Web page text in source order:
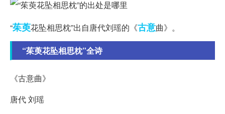
“茱萸花坠相思枕”出自唐代刘瑶的《古意曲》。
“茱萸花坠相思枕”全诗
《古意曲》
唐代 刘瑶